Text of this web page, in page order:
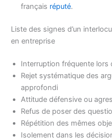
français réputé.
Liste des signes d’un
en entreprise
Interruption fréquente lors
Rejet systématique des
approfondi
Attitude défensive ou
Refus de poser des
Répétition des mêmes
Isolement dans les